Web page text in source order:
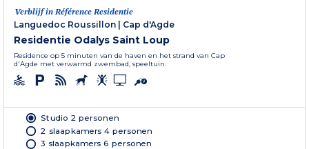
Verblijf in Référence Residentie
Languedoc Roussillon | Cap d'Agde
Residentie Odalys Saint Loup
Residence op 5 minuten van de haven en het strand van Cap
d'Agde met verwarmd zwembad, speeltuin.
Studio 2 personen
2 slaapkamers 4 personen
3 slaapkamers 6 personen